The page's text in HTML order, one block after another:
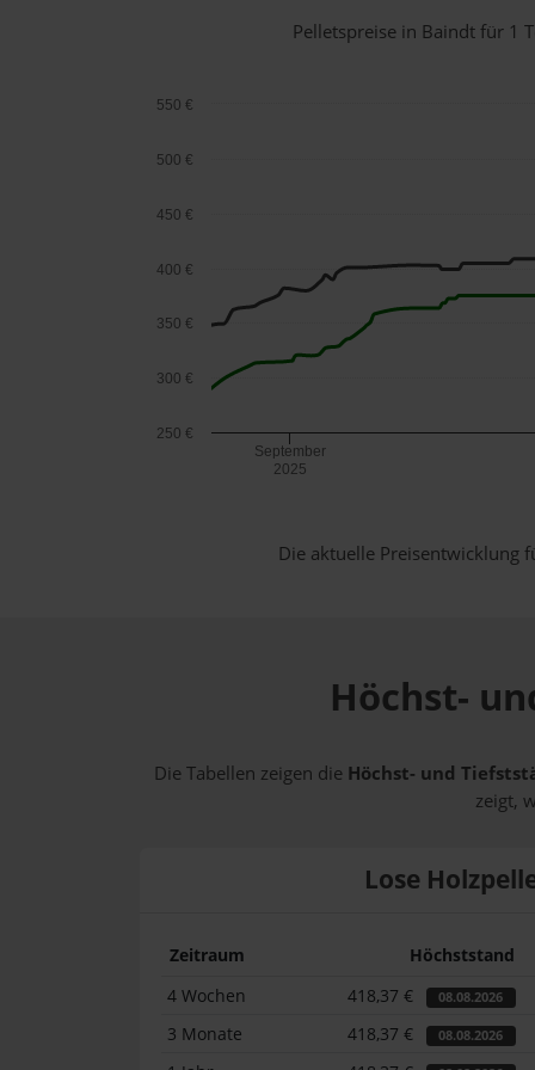
Pelletspreise in Baindt für 1
September
2025
250 €
300 €
350 €
400 €
450 €
500 €
550 €
Die aktuelle Preisentwicklung
Höchst-
Die Tabellen zeigen die Höchst- und
zeigt,
Lose
Zeitraum Höchststand
4 Wochen
418,37 € 08.08.2026
3 Monate 418,37 € 08.08.2026